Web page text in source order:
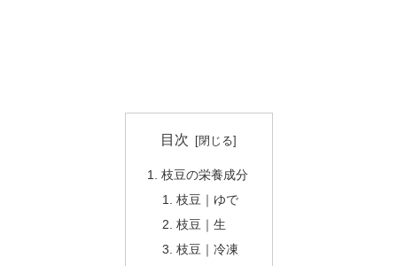
目次
枝豆の栄養成分
枝豆｜ゆで
枝豆｜生
枝豆｜冷凍